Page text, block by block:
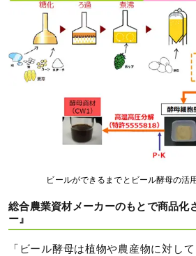
ビールができるまでとビール酵母の活
総合農業資材メーカーのもとで商品化
ー』
「ビール酵母は植物や農産物に対し